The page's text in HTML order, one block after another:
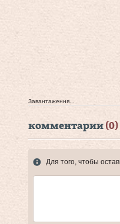
Завантаження...
комментарии (0)
Для того, чтобы